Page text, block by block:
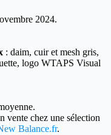
2024.
: daim, cuir et mesh gris,
logo WTAPS Visual
vente chez une sélection
Balance.fr.